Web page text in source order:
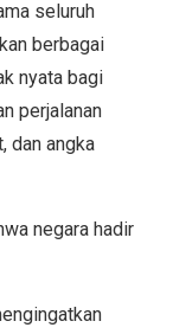
seluruh
berbagai
nyata bagi
perjalanan
dan angka
negara hadir